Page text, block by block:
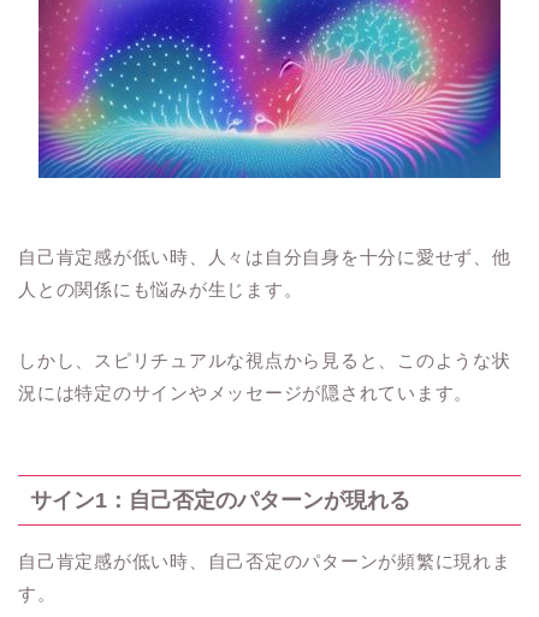
自己肯定感が低い時、人々は自分自身を十分に愛せず、他
人との関係にも悩みが生じます。
しかし、スピリチュアルな視点から見ると、このような状
況には特定のサインやメッセージが隠されています。
サイン1：自己否定のパターンが現れる
自己肯定感が低い時、自己否定のパターンが頻繁に現れま
す。